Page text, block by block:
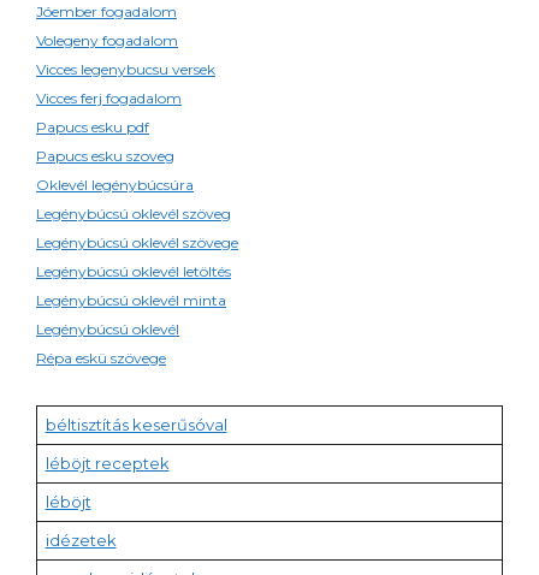
Jóember fogadalom
Volegeny fogadalom
Vicces legenybucsu versek
Vicces ferj fogadalom
Papucs esku pdf
Papucs esku szoveg
Oklevél legénybúcsúra
Legénybúcsú oklevél szöveg
Legénybúcsú oklevél szövege
Legénybúcsú oklevél letöltés
Legénybúcsú oklevél minta
Legénybúcsú oklevél
Répa eskü szövege
béltisztítás keserűsóval
léböjt receptek
léböjt
idézetek